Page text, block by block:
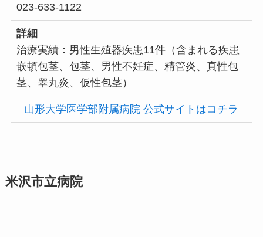
023-633-1122
詳細
治療実績：男性生殖器疾患11件（含まれる疾患
嵌頓包茎、包茎、男性不妊症、精管炎、真性包
茎、睾丸炎、仮性包茎）
山形大学医学部附属病院 公式サイトはコチラ
米沢市立病院